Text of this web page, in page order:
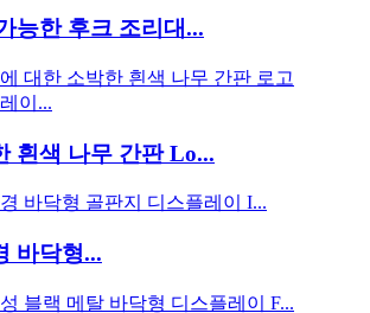
능한 후크 조리대...
흰색 나무 간판 Lo...
바닥형...